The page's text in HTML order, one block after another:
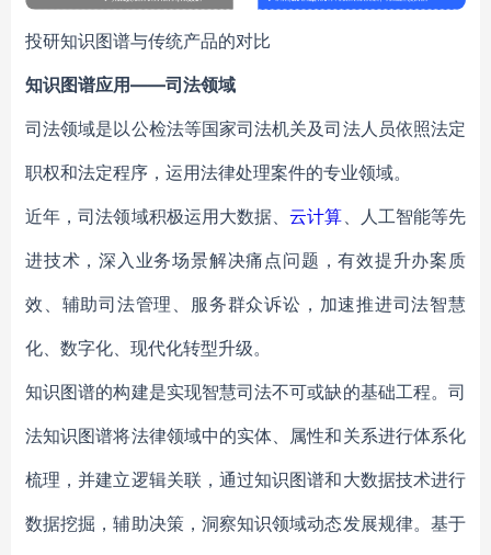
投研知识图谱与传统产品的对比
知识图谱应用——司法领域
司法领域是以公检法等国家司法机关及司法人员依照法定
职权和法定程序，运用法律处理案件的专业领域。
近年，司法领域积极运用大数据、云计算、人工智能等先
进技术，深入业务场景解决痛点问题，有效提升办案质
效、辅助司法管理、服务群众诉讼，加速推进司法智慧
化、数字化、现代化转型升级。
知识图谱的构建是实现智慧司法不可或缺的基础工程。司
法知识图谱将法律领域中的实体、属性和关系进行体系化
梳理，并建立逻辑关联，通过知识图谱和大数据技术进行
数据挖掘，辅助决策，洞察知识领域动态发展规律。基于